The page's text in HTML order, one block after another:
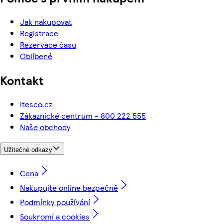
Jak nakupovat
Registrace
Rezervace času
Oblíbené
Kontakt
itesco.cz
Zákaznické centrum - 800 222 555
Naše obchody
Užitečné odkazy
Cena
Nakupujte online bezpečně
Podmínky používání
Soukromí a cookies